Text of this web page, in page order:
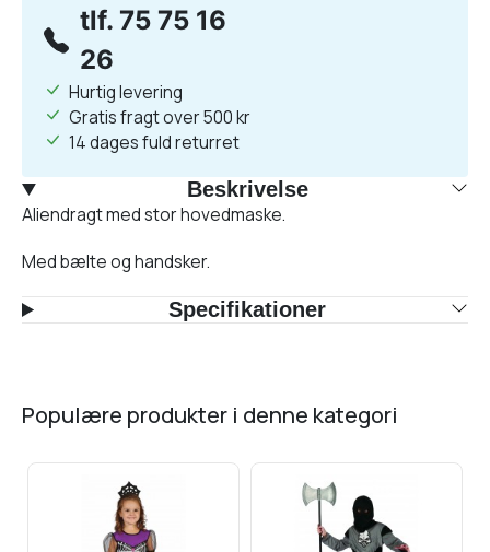
tlf. 75 75 16
26
Hurtig levering
Gratis fragt over 500 kr
14 dages fuld returret
Beskrivelse
Aliendragt med stor hovedmaske.
Med bælte og handsker.
Specifikationer
populære produkter i denne kategori